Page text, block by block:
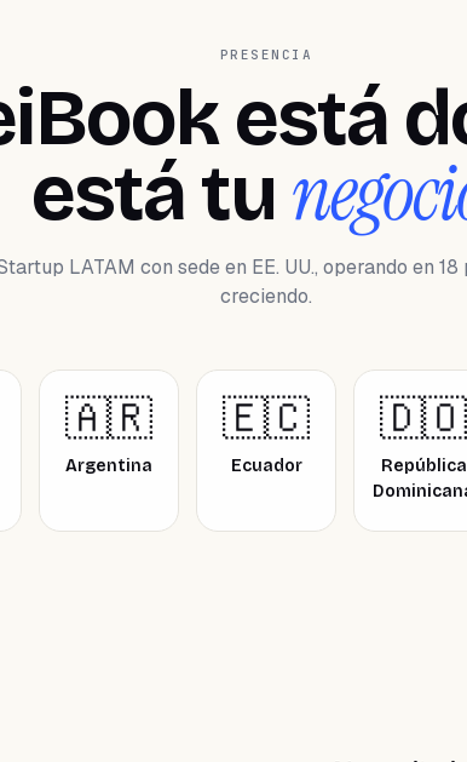
PRESENCIA
está
está tu
LATAM con sede en EE. UU., operando en 18
creciendo.
🇦🇷
Argentina
🇪🇨
Ecuador
🇩🇴
República